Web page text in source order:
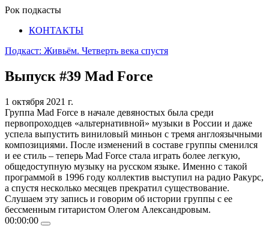
Рок подкасты
КОНТАКТЫ
Подкаст: Живьём. Четверть века спустя
Выпуск #39 Mad Force
1 октября 2021 г.
Группа Mad Force в начале девяностых была среди
первопроходцев «альтернативной» музыки в России и даже
успела выпустить виниловый миньон с тремя англоязычными
композициями. После изменений в составе группы сменился
и ее стиль – теперь Mad Force стала играть более легкую,
общедоступную музыку на русском языке. Именно с такой
программой в 1996 году коллектив выступил на радио Ракурс,
а спустя несколько месяцев прекратил существование.
Слушаем эту запись и говорим об истории группы с ее
бессменным гитаристом Олегом Александровым.
00:00:00